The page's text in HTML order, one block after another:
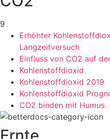
9
Erhöhter
Langzeitversuch
Einfluss von CO2 auf
Kohlenstoffdioxid
Kohlenstoffdioxid 2019
Kohlenstoffdioxid
CO2 binden mit Humus